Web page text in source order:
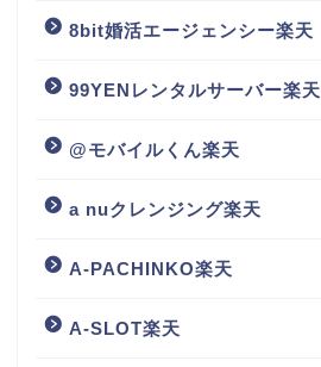
8bit婚活エージェンシー楽天
99YENレンタルサーバー楽天
@モバイルくん楽天
a nuクレンジング楽天
A-PACHINKO楽天
A-SLOT楽天